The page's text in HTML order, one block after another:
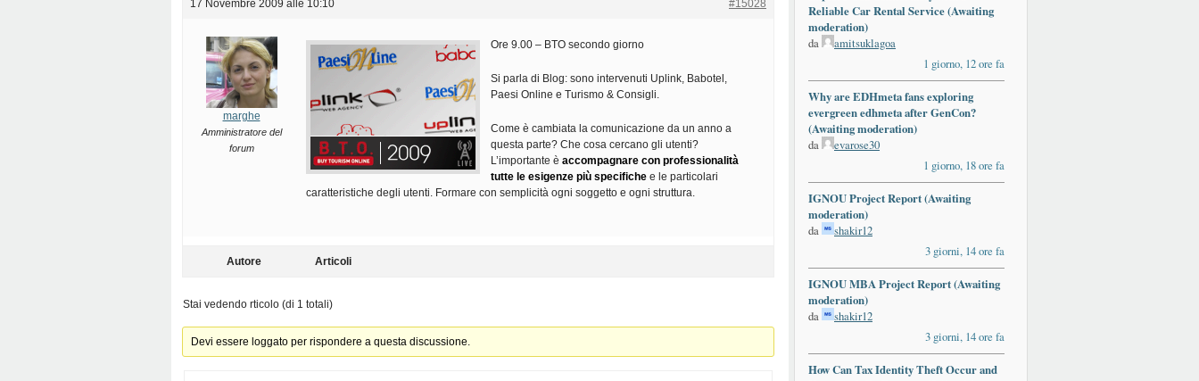
17 Novembre 2009 alle 10:10 #15028
marghe
Amministratore del
forum
Ore 9.00 – BTO secondo giorno
Si parla di Blog: sono intervenuti Uplink, Babotel,
Paesi Online e Turismo & Consigli.
Come è cambiata la comunicazione da un anno a
questa parte? Che cosa cercano gli utenti?
L’importante è accompagnare con professionalità
tutte le esigenze più specifiche e le particolari
caratteristiche degli utenti. Formare con semplicità ogni soggetto e ogni struttura.
Autore Articoli
Stai vedendo rticolo (di 1 totali)
Devi essere loggato per rispondere a questa discussione.
Reliable Car Rental Service (Awaiting
moderation)
da
amitsuklagoa
1 giorno, 12 ore fa
Why are EDHmeta fans exploring
evergreen edhmeta after GenCon?
(Awaiting moderation)
da
evarose30
1 giorno, 18 ore fa
IGNOU Project Report (Awaiting
moderation)
da
shakir12
3 giorni, 14 ore fa
IGNOU MBA Project Report (Awaiting
moderation)
da
shakir12
3 giorni, 14 ore fa
How Can Tax Identity Theft Occur and